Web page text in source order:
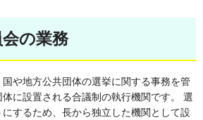
の業務
や地方公共団体の選挙に関する事務を管
に設置される合議制の執行機関です。 選
するため、長から独立した機関として設